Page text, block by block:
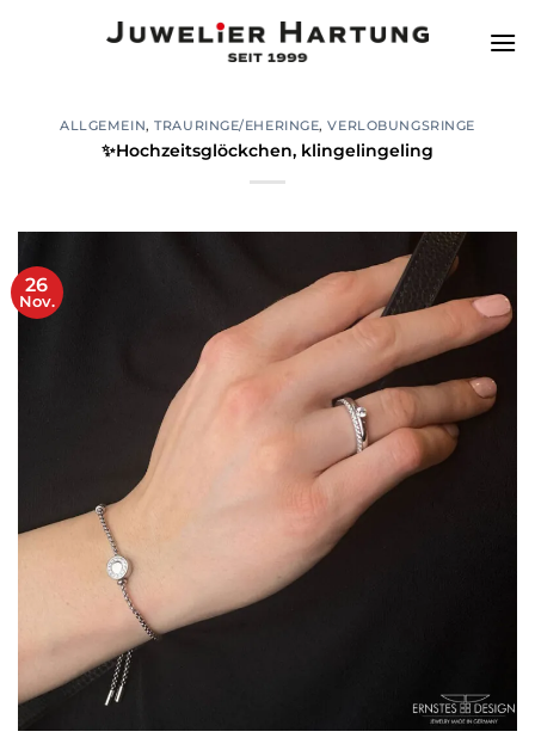
ALLGEMEIN,TRAURINGE/EHERINGE,VERLOBUNGSRINGE
✨Hochzeitsglöckchen, klingelingeling
26
Nov.